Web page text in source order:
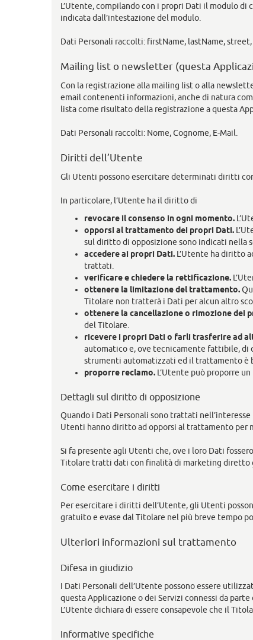
L’Utente, compilando con i propri Dati il modulo
indicata dall’intestazione del modulo.
Dati Personali raccolti: firstName, lastName,
Mailing list o newsletter (questa
Con la registrazione alla mailing list o alla
email contenenti informazioni, anche di natura
lista come risultato della registrazione a questa
Dati Personali raccolti: Nome, Cognome, E-Mail.
Diritti dell’Utente
Gli Utenti possono esercitare determinati diritti
In particolare, l’Utente ha il diritto di
revocare il consenso in ogni momento.
opporsi al trattamento dei propri Dati.
sul diritto di opposizione sono indicati nella
accedere ai propri Dati. L’Utente ha diritto
trattati.
verificare e chiedere la rettificazione.
ottenere la limitazione del trattamento.
Titolare non tratterà i Dati per alcun altro
ottenere la cancellazione o rimozione dei
del Titolare.
ricevere i propri Dati o farli trasferire ad
automatico e, ove tecnicamente fattibile, di
strumenti automatizzati ed il trattamento è
proporre reclamo. L’Utente può proporre
Dettagli sul diritto di opposizione
Quando i Dati Personali sono trattati
Utenti hanno diritto ad opporsi al trattamento per
Si fa presente agli Utenti che, ove i loro Dati
Titolare tratti dati con finalità di marketing diretto
Come esercitare i diritti
Per esercitare i diritti dell’Utente, gli Utenti
gratuito e evase dal Titolare nel più breve tempo
Ulteriori informazioni sul trattamento
Difesa in giudizio
I Dati Personali dell’Utente possono essere
questa Applicazione o dei Servizi connessi da parte
L’Utente dichiara di essere consapevole che il
Informative specifiche